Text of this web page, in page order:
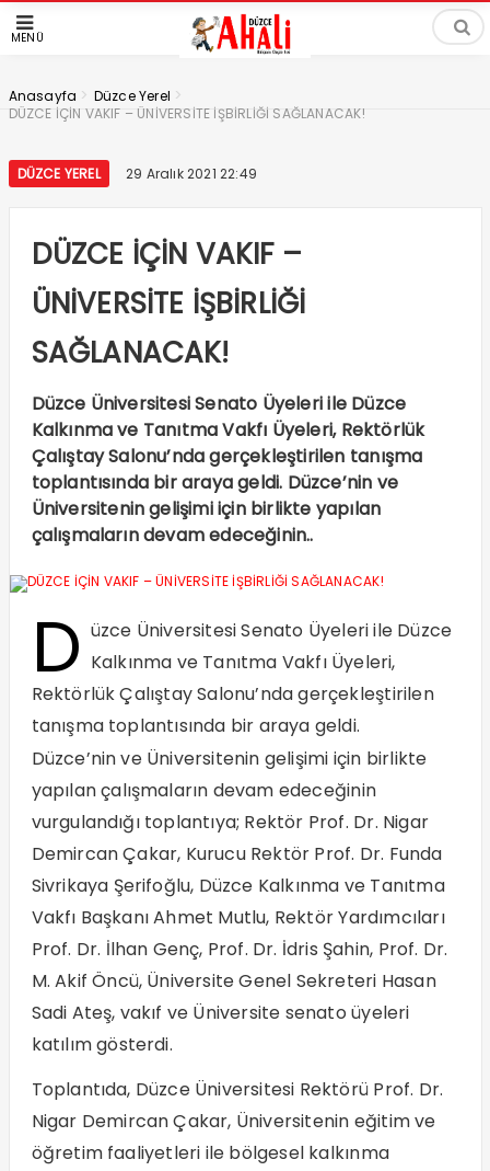
MENÜ
Anasayfa > Düzce Yerel >
DÜZCE İÇİN VAKIF – ÜNİVERSİTE İŞBİRLİĞİ SAĞLANACAK!
DÜZCE YEREL 29 Aralık 2021 22:49
DÜZCE İÇİN VAKIF –
ÜNİVERSİTE İŞBİRLİĞİ
SAĞLANACAK!
Düzce Üniversitesi Senato Üyeleri ile Düzce
Kalkınma ve Tanıtma Vakfı Üyeleri, Rektörlük
Çalıştay Salonu’nda gerçekleştirilen tanışma
toplantısında bir araya geldi. Düzce’nin ve
Üniversitenin gelişimi için birlikte yapılan
çalışmaların devam edeceğinin..
D üzce Üniversitesi Senato Üyeleri ile Düzce
Kalkınma ve Tanıtma Vakfı Üyeleri,
Rektörlük Çalıştay Salonu’nda gerçekleştirilen
tanışma toplantısında bir araya geldi.
Düzce’nin ve Üniversitenin gelişimi için birlikte
yapılan çalışmaların devam edeceğinin
vurgulandığı toplantıya; Rektör Prof. Dr. Nigar
Demircan Çakar, Kurucu Rektör Prof. Dr. Funda
Sivrikaya Şerifoğlu, Düzce Kalkınma ve Tanıtma
Vakfı Başkanı Ahmet Mutlu, Rektör Yardımcıları
Prof. Dr. İlhan Genç, Prof. Dr. İdris Şahin, Prof. Dr.
M. Akif Öncü, Üniversite Genel Sekreteri Hasan
Sadi Ateş, vakıf ve Üniversite senato üyeleri
katılım gösterdi.
Toplantıda, Düzce Üniversitesi Rektörü Prof. Dr.
Nigar Demircan Çakar, Üniversitenin eğitim ve
öğretim faaliyetleri ile bölgesel kalkınma